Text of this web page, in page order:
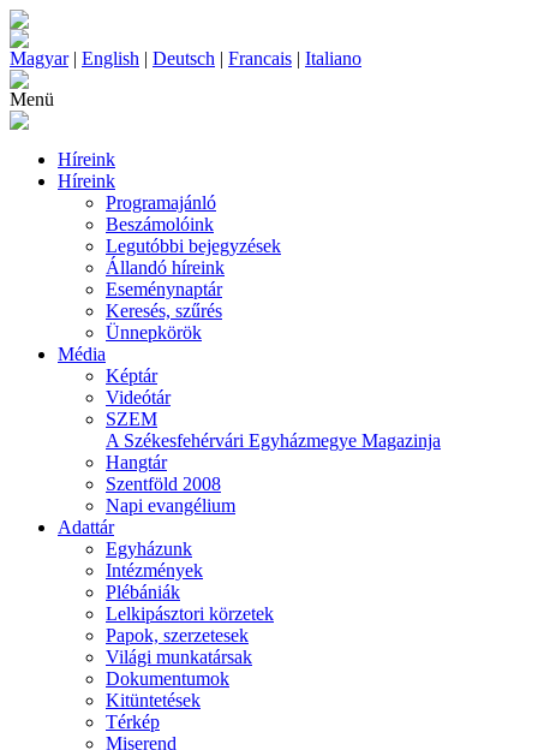
Magyar| English | Deutsch | Francais | Italiano
Menü
Híreink
Híreink
Programajánló
Beszámolóink
Legutóbbi bejegyzések
Állandó híreink
Eseménynaptár
Keresés, szűrés
Ünnepkörök
Média
Képtár
Videótár
SZEM
A Székesfehérvári Egyházmegye Magazinja
Hangtár
Szentföld 2008
Napi evangélium
Adattár
Egyházunk
Intézmények
Plébániák
Lelkipásztori körzetek
Papok, szerzetesek
Világi munkatársak
Dokumentumok
Kitüntetések
Térkép
Miserend